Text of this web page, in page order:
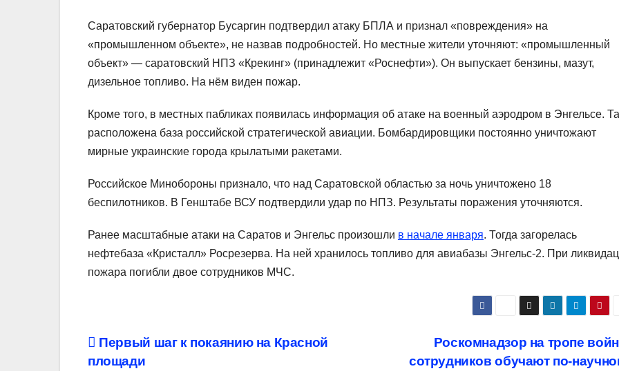
Саратовский губернатор Бусаргин подтвердил атаку БПЛА и признал «повреждения» на
«промышленном объекте», не назвав подробностей. Но местные жители уточняют: «промышленный
объект» — саратовский НПЗ «Крекинг» (принадлежит «Роснефти»). Он выпускает бензины, мазут,
дизельное топливо. На нём виден пожар.
Кроме того, в местных пабликах появилась информация об атаке на военный аэродром в Энгельсе.
расположена база российской стратегической авиации. Бомбардировщики постоянно уничтожают
мирные украинские города крылатыми ракетами.
Российское Минобороны признало, что над Саратовской областью за ночь уничтожено 18
беспилотников. В Генштабе ВСУ подтвердили удар по НПЗ. Результаты поражения уточняются.
Ранее масштабные атаки на Саратов и Энгельс произошли в начале января. Тогда загорелась
нефтебаза «Кристалл» Росрезерва. На ней хранилось топливо для авиабазы Энгельс-2. При
пожара погибли двое сотрудников МЧС.
Навигация
Роскомнадзор на тропе
сотрудников обучают по-
Первый шаг к покаянию на Красной
площади